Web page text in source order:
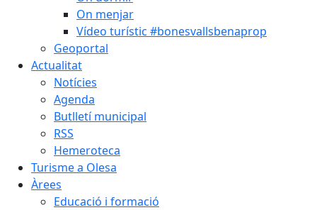
On menjar
Vídeo turístic #bonesvallsbenaprop
Geoportal
Actualitat
Notícies
Agenda
Butlletí municipal
RSS
Hemeroteca
Turisme a Olesa
Àrees
Educació i formació